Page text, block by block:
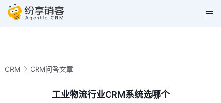
CRM CRM问答文章
工业物流行业CRM系统选哪个